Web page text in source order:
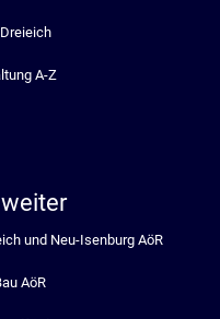
A-Z
und Neu-Isenburg AöR
AöR